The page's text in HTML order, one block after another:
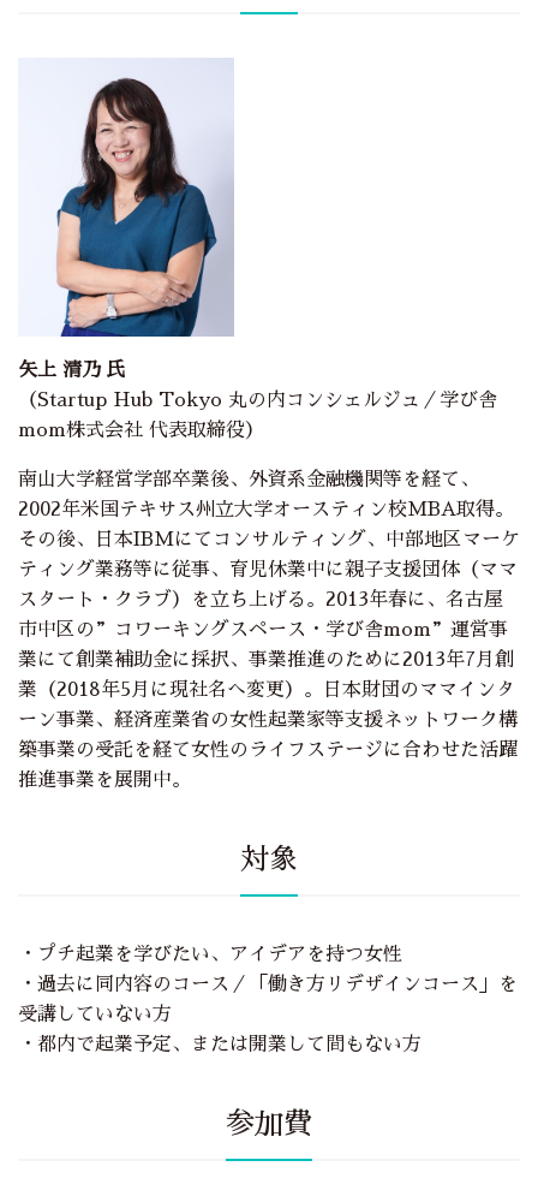
矢上 清乃 氏
（Startup Hub Tokyo 丸の内コンシェルジュ／学び舎
mom株式会社 代表取締役）
南山大学経営学部卒業後、外資系金融機関等を経て、
2002年米国テキサス州立大学オースティン校MBA取得。
その後、日本IBMにてコンサルティング、中部地区マーケ
ティング業務等に従事、育児休業中に親子支援団体（ママ
スタート・クラブ）を立ち上げる。2013年春に、名古屋
市中区の”コワーキングスペース・学び舎mom”運営事
業にて創業補助金に採択、事業推進のために2013年7月創
業（2018年5月に現社名へ変更）。日本財団のママインタ
ーン事業、経済産業省の女性起業家等支援ネットワーク構
築事業の受託を経て女性のライフステージに合わせた活躍
推進事業を展開中。
対象
・プチ起業を学びたい、アイデアを持つ女性
・過去に同内容のコース／「働き方リデザインコース」を
受講していない方
・都内で起業予定、または開業して間もない方
参加費